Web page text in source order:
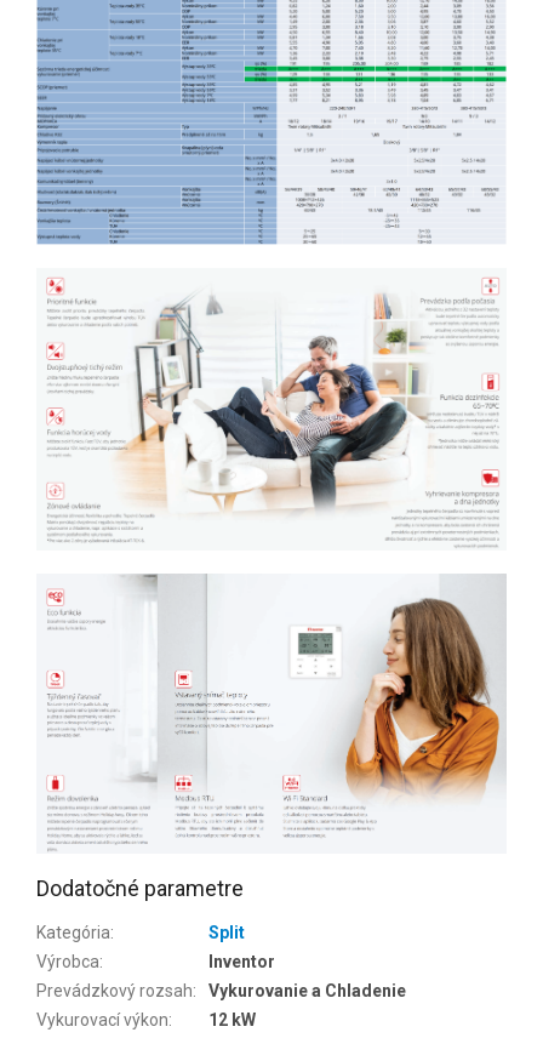
Dodatočné parametre
Kategória:
Split
Výrobca:
Inventor
Prevádzkový rozsah:
Vykurovanie a Chladenie
Vykurovací výkon:
12 kW